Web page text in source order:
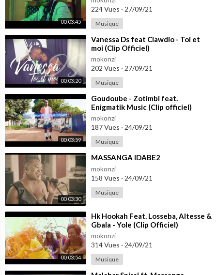
00:03:45
224 Vues · 27/09/21
Musique
00:03:20
⁣Vanessa Ds feat Clawdio - Toi et
moi (Clip Officiel)
mokonzi
202 Vues · 27/09/21
Musique
00:03:59
⁣Goudoube - Zotimbi feat.
Enigmatik Music (Clip officiel)
mokonzi
187 Vues · 24/09/21
Musique
00:03:30
⁣MASSANGA IDABE2
mokonzi
158 Vues · 24/09/21
Musique
00:03:54
⁣Hk Hookah Feat. Losseba, Altesse &
Gbala - Yole (Clip Officiel)
mokonzi
314 Vues · 24/09/21
Musique